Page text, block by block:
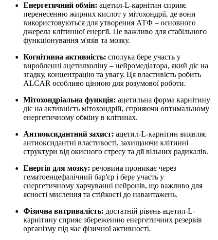
Енергетичний обмін: ацетил-L-карнітин сприяє
перенесенню жирних кислот у мітохондрії, де вони
використовуються для утворення АТФ – основного
джерела клітинної енергії. Це важливо для стабільного
функціонування м'язів та мозку.
Когнітивна активність: сполука бере участь у
виробленні ацетилхоліну – нейромедіатора, який діє на
згадку, концентрацію та увагу. Ця властивість робить
ALCAR особливо цінною для розумової роботи.
Мітохондріальна функція: ацетильна форма карнітину
діє на активність мітохондрій, сприяючи оптимальному
енергетичному обміну в клітинах.
Антиоксидантний захист: ацетил-L-карнітин виявляє
антиоксидантні властивості, захищаючи клітинні
структури від окисного стресу та діївільних радикалів.
Енергія для мозку: речовина проникає через
гематоенцефалічний бар'єр і бере участь у
енергетичному харчуванні нейронів, що важливо для
ясності мислення та стійкості до навантажень.
Фізична витривалість: достатній рівень ацетил-L-
карнітину сприяє збереженню енергетичних резервів
організму під час фізичної активності.